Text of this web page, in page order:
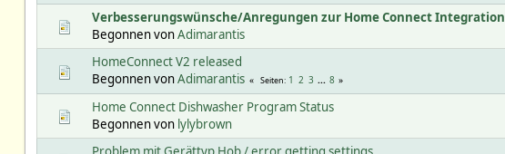
Verbesserungswünsche/Anregungen zur Home Connect Integration
Begonnen vonAdimarantis
HomeConnect V2 released
Begonnen vonAdimarantis Seiten 1 2 3 ... 8
Home Connect Dishwasher Program Status
Begonnen von lylybrown